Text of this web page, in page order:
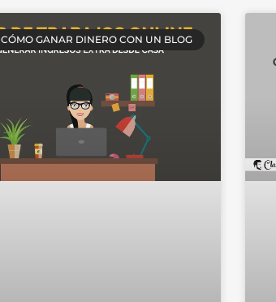
CÓMO GANAR DINERO CON UN BLOG